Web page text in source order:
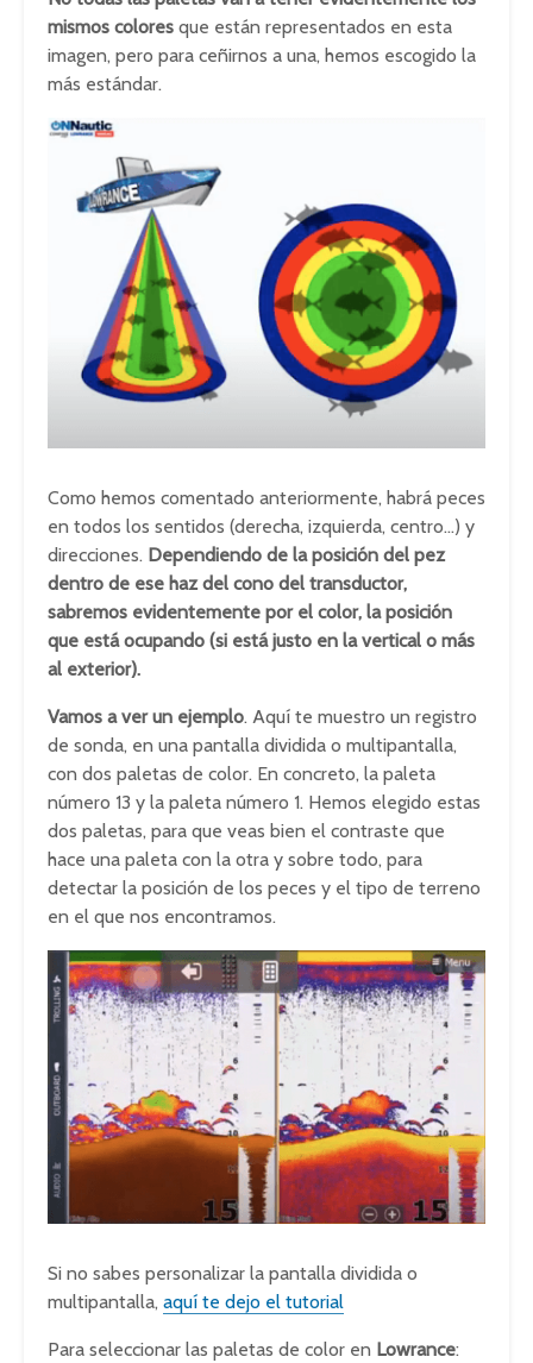
mismos colores que están representados en esta
imagen, pero para ceñirnos a una, hemos escogido la
más estándar.
Como hemos comentado anteriormente, habrá peces
en todos los sentidos (derecha, izquierda, centro…) y
direcciones. Dependiendo de la posición del pez
dentro de ese haz del cono del transductor,
sabremos evidentemente por el color, la posición
que está ocupando (si está justo en la vertical o más
al exterior).
Vamos a ver un ejemplo. Aquí te muestro un registro
de sonda, en una pantalla dividida o multipantalla,
con dos paletas de color. En concreto, la paleta
número 13 y la paleta número 1. Hemos elegido estas
dos paletas, para que veas bien el contraste que
hace una paleta con la otra y sobre todo, para
detectar la posición de los peces y el tipo de terreno
en el que nos encontramos.
Si no sabes personalizar la pantalla dividida o
multipantalla, aquí te dejo el tutorial
Para seleccionar las paletas de color en Lowrance: